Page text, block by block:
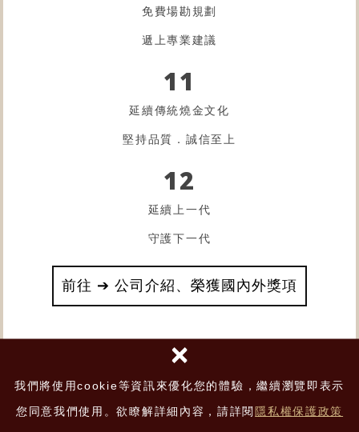
我們將使用cookie等資訊來優化您的體驗，繼續瀏覽即表示
您同意我們使用。欲瞭解詳細內容，請詳閱 隱私權保護政策
×
免費場勘規劃
遞上專業建議
11
延續傳統燒金文化
堅持品質．誠信至上
12
延續上一代
守護下一代
前往 ➔ 公司介紹、榮獲國內外獎項
神爐絕對是您最佳選擇！